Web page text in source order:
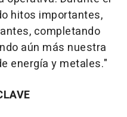
hitos importantes,
completando
aún más nuestra
energía y metales."